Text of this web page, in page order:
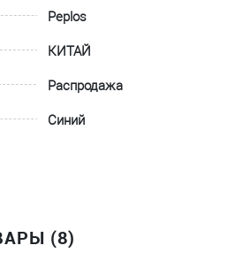
Peplos
КИТАЙ
Распродажа
Синий
(8)